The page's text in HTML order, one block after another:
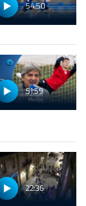
54:50
51:59
22:36